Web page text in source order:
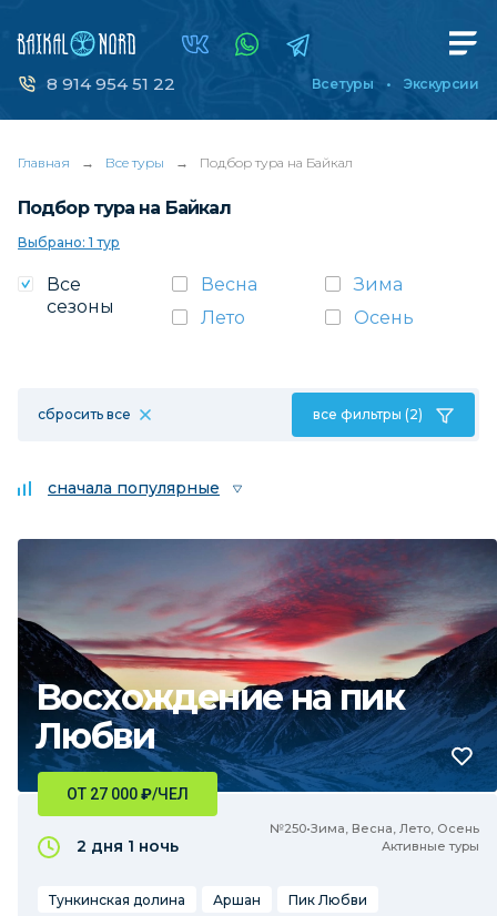
8 914 954 51 22 Все туры Экскурсии
Главная → Все туры → Подбор тура на Байкал
Подбор тура на Байкал
Выбрано: 1 тур
Все
сезоны
Весна
Зима
Лето
Осень
сбросить все все фильтры (2)
сначала популярные
Восхождение на пик
Любви
№250•Зима, Весна, Лето, Осень
Активные туры
ОТ 27 000₽/ЧЕЛ
2 дня 1 ночь
Тункинская долина Аршан Пик Любви